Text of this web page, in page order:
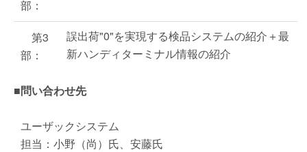
部：
第3
部：
誤出荷"0"を実現する検品システムの紹介＋最
新ハンディターミナル情報の紹介
■問い合わせ先
ユーザックシステム
担当：小野（尚）氏、安藤氏